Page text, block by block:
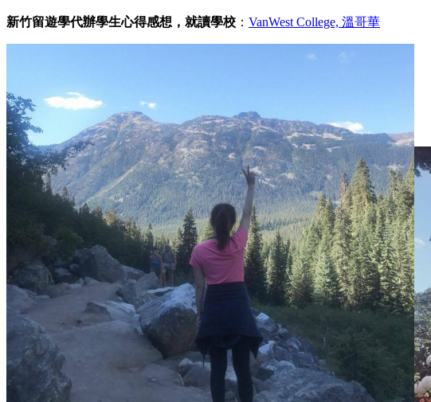
新竹留遊學代辦學生心得感想，就讀學校 ： VanWest College, 溫哥華